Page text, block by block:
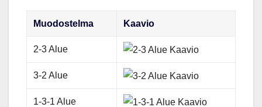
Muodostelma Kaavio
2-3 Alue
3-2 Alue
1-3-1 Alue